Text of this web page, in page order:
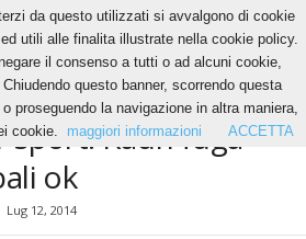
sport: Kadri fuga vincente, Nibali ok
Kadri fuga
ok
Lug 12, 2014
da questo utilizzati si avvalgono di cookie
utili alle finalita illustrate nella cookie policy.
il consenso a tutti o ad alcuni cookie,
questo banner, scorrendo questa
proseguendo la navigazione in altra maniera,
cookie.
maggiori informazioni ACCETTA